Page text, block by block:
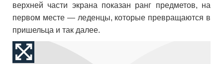
верхней части экрана показан ранг предметов, на
первом месте — леденцы, которые превращаются в
пришельца и так далее.